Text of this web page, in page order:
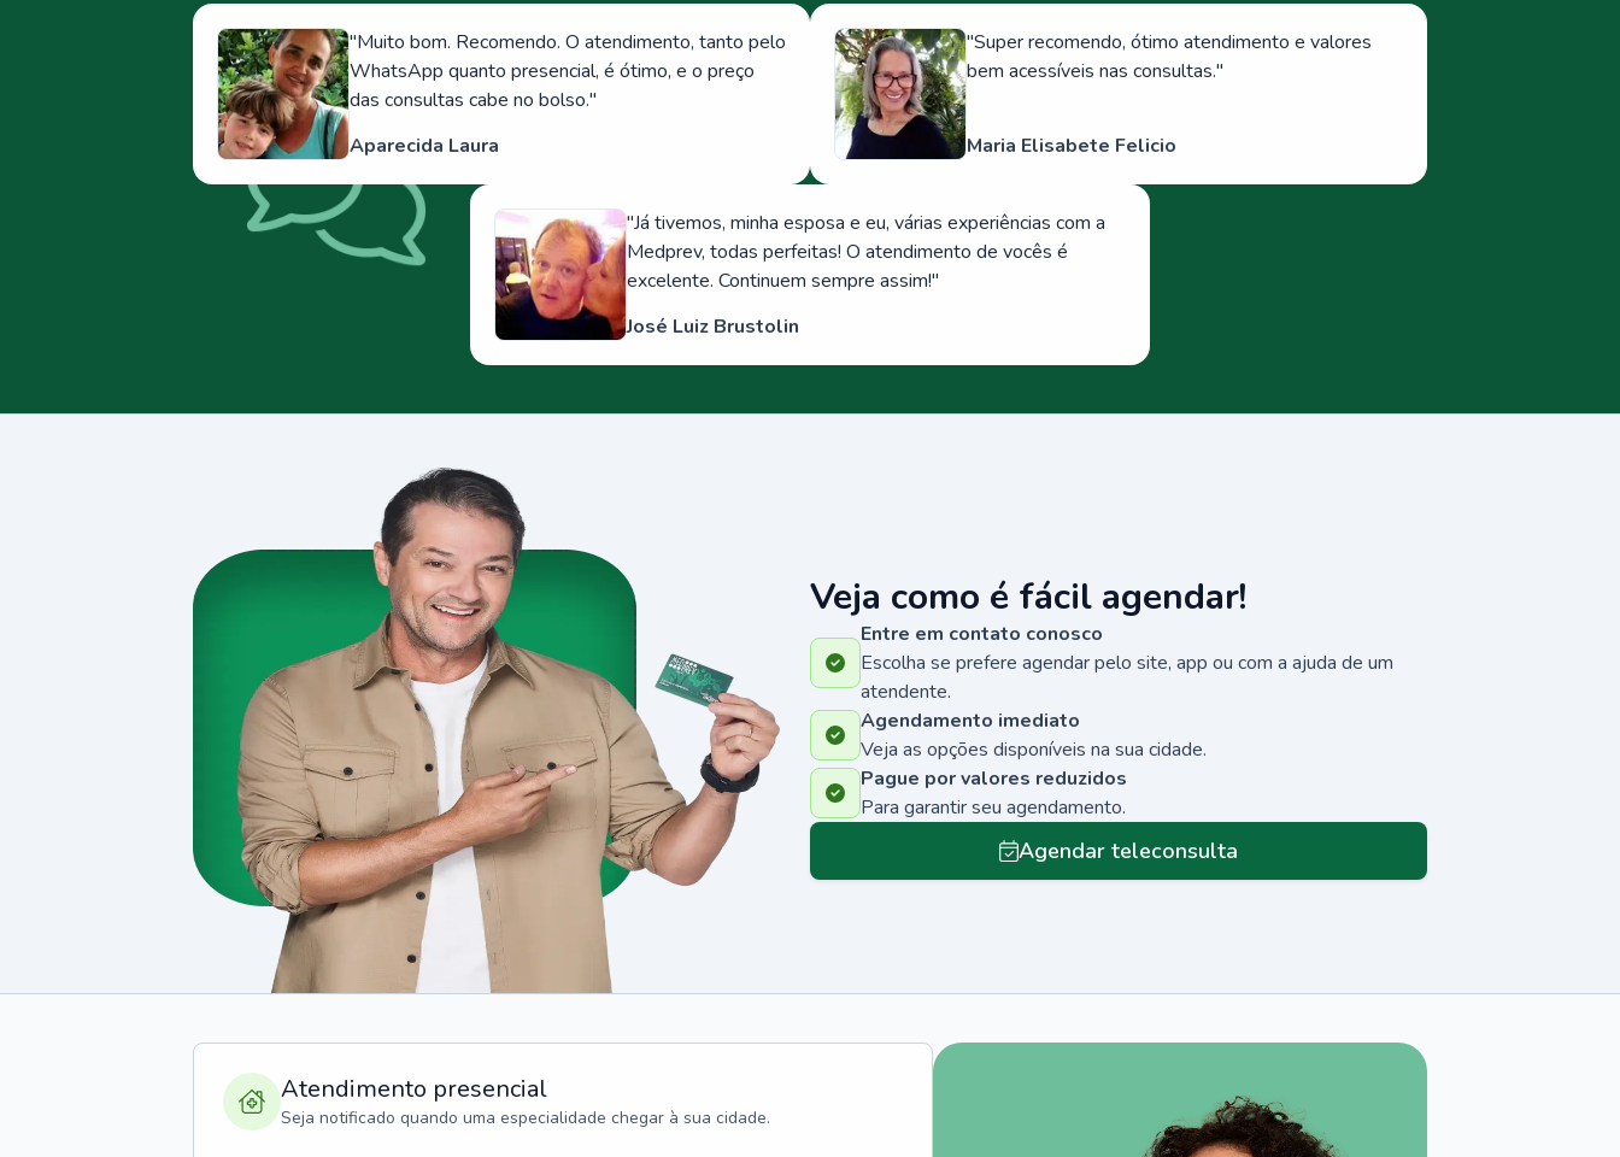
"Muito bom. Recomendo. O atendimento, tanto pelo
WhatsApp quanto presencial, é ótimo, e o preço
das consultas cabe no bolso."
Aparecida Laura
"Super recomendo, ótimo atendimento e valores
bem acessíveis nas consultas."
Maria Elisabete Felicio
"Já tivemos, minha esposa e eu, várias experiências com a
Medprev, todas perfeitas! O atendimento de vocês é
excelente. Continuem sempre assim!"
José Luiz Brustolin
Veja como é fácil agendar!
Entre em contato conosco
Escolha se prefere agendar pelo site, app ou com a ajuda de um
atendente.
Agendamento imediato
Veja as opções disponíveis na sua cidade.
Pague por valores reduzidos
Para garantir seu agendamento.
Agendar teleconsulta
Atendimento presencial
Seja notificado quando uma especialidade chegar à sua cidade.